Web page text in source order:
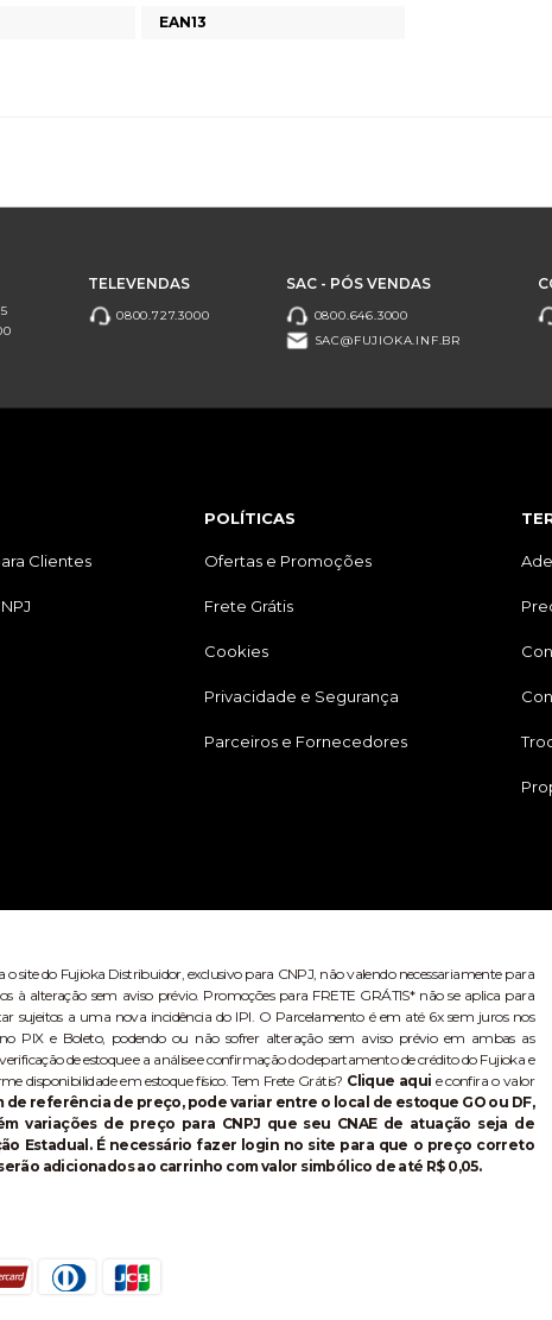
EAN13
TELEVENDAS
0800.727.3000
SAC - PÓS VENDAS
0800.646.3000
SAC@FUJIOKA.INF.BR
Clientes
POLÍTICAS
Ofertas e Promoções
Frete Grátis
Cookies
Privacidade e Segurança
Parceiros e Fornecedores
site do Fujioka Distribuidor, exclusivo para CNPJ, não valendo necessariamente para
à alteração sem aviso prévio. Promoções para FRETE GRÁTIS* não se aplica para
sujeitos a uma nova incidência do IPI. O Parcelamento é em até 6x sem juros nos
PIX e Boleto, podendo ou não sofrer alteração sem aviso prévio em ambas as
de estoque e a análise e confirmação do departamento de crédito do Fujioka e
disponibilidade em estoque físico. Tem Frete Grátis? Clique aqui e confira o valor
de referência de preço, pode variar entre o local de estoque GO ou DF,
variações de preço para CNPJ que seu CNAE de atuação seja de
Estadual. É necessário fazer login no site para que o preço correto
adicionados ao carrinho com valor simbólico de até R$ 0,05.